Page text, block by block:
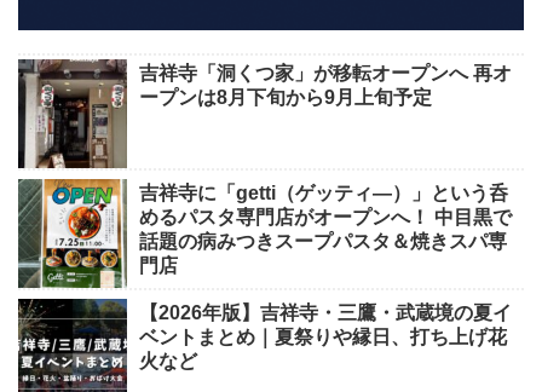
吉祥寺「洞くつ家」が移転オープンへ 再オ
ープンは8月下旬から9月上旬予定
吉祥寺に「getti（ゲッティ―）」という呑
めるパスタ専門店がオープンへ！ 中目黒で
話題の病みつきスープパスタ＆焼きスパ専
門店
【2026年版】吉祥寺・三鷹・武蔵境の夏イ
ベントまとめ｜夏祭りや縁日、打ち上げ花
火など